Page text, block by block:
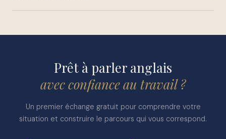
des bases solides à perfectionner ou un niveau
Prêt à parler anglais
avec confiance au travail ?
Un premier échange gratuit pour comprendre votre
situation et construire le parcours qui vous correspond.